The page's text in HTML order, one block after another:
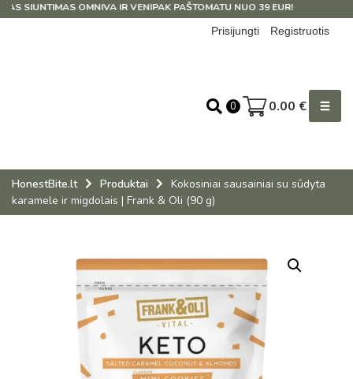
SIUNTIMAS OMNIVA IR VENIPAK PAŠTOMATU NUO 39 EUR!
Prisijungti
Registruotis
0 0.00 €
HonestBite.lt Produktai
Kokosiniai sausainiai su sūdyta
karamele ir migdolais | Frank & Oli (90 g)